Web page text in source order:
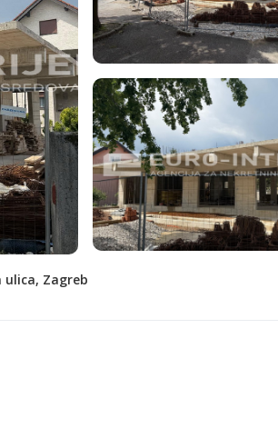
ulica, Zagreb